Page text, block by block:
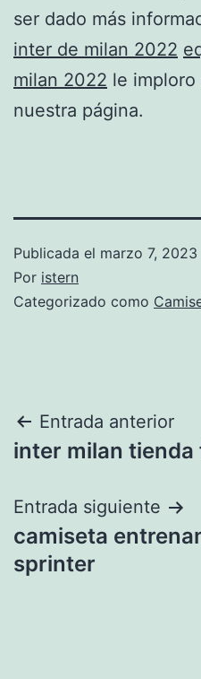
ser dado más
inter de milan 2022
milan 2022 le
nuestra página.
Publicada el marzo 7, 2023
Por istern
Categorizado como
Navegación
de
entradas
Entrada anterior
inter milan tienda
Entrada siguiente
camiseta
sprinter